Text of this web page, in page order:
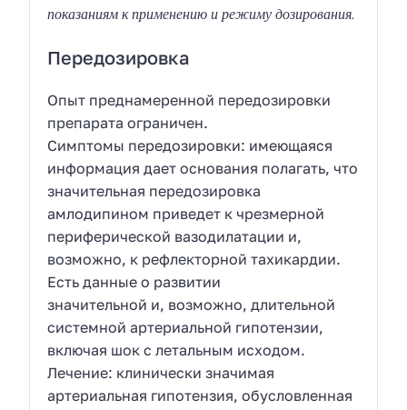
показаниям к применению и режиму дозирования.
Передозировка
Опыт преднамеренной передозировки
препарата ограничен.
Симптомы передозировки: имеющаяся
информация дает основания полагать, что
значительная передозировка
амлодипином приведет к чрезмерной
периферической вазодилатации и,
возможно, к рефлекторной тахикардии.
Есть данные о развитии
значительной и, возможно, длительной
системной артериальной гипотензии,
включая шок с летальным исходом.
Лечение: клинически значимая
артериальная гипотензия, обусловленная